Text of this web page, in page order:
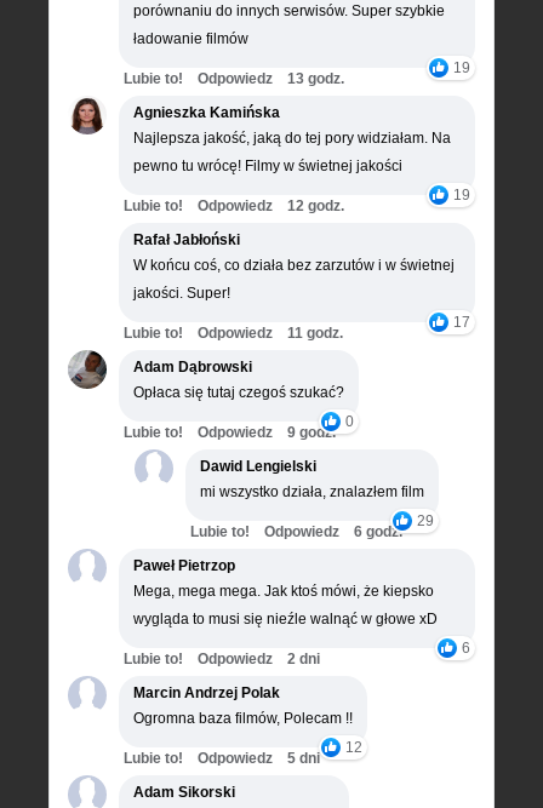
porównaniu do innych serwisów. Super szybkie
ładowanie filmów
19
Lubie to! Odpowiedz
13 godz.
Agnieszka Kamińska
Najlepsza jakość, jaką do tej pory widziałam. Na
pewno tu wrócę! Filmy w świetnej jakości
19
Lubie to! Odpowiedz
12 godz.
Rafał Jabłoński
W końcu coś, co działa bez zarzutów i w świetnej
jakości. Super!
17
Lubie to! Odpowiedz
11 godz.
Adam Dąbrowski
Opłaca się tutaj czegoś szukać?
0
Lubie to! Odpowiedz
9 godz.
Dawid Lengielski
mi wszystko działa, znalazłem film
29
Lubie to! Odpowiedz
6 godz.
Paweł Pietrzop
Mega, mega mega. Jak ktoś mówi, że kiepsko
wygląda to musi się nieźle walnąć w głowe xD
6
Lubie to! Odpowiedz
2 dni
Marcin Andrzej Polak
Ogromna baza filmów, Polecam !!
12
Lubie to! Odpowiedz
5 dni
Adam Sikorski